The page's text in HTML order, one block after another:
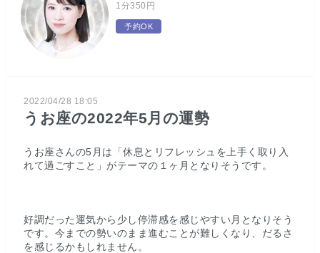
1分350円
予約OK
2022/04/28 18:05
うお座の2022年5月の運勢
うお座さんの5月は「休息とリフレッシュを上手く取り入
れて過ごすこと」がテーマの１ヶ月となりそうです。
好調だった運気から少し停滞感を感じやすい月となりそう
です。今までの勢いのまま進むことが難しくなり、だるさ
を感じるかもしれません。